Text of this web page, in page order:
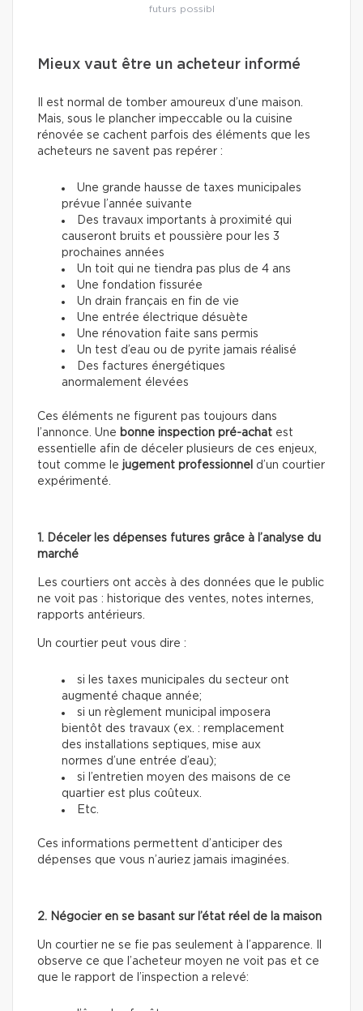
futurs possibl
Mieux vaut être un acheteur informé
Il est normal de tomber amoureux d’une maison.
Mais, sous le plancher impeccable ou la cuisine
rénovée se cachent parfois des éléments que les
acheteurs ne savent pas repérer :
Une grande hausse de taxes municipales
prévue l’année suivante
Des travaux importants à proximité qui
causeront bruits et poussière pour les 3
prochaines années
Un toit qui ne tiendra pas plus de 4 ans
Une fondation fissurée
Un drain français en fin de vie
Une entrée électrique désuète
Une rénovation faite sans permis
Un test d’eau ou de pyrite jamais réalisé
Des factures énergétiques
anormalement élevées
Ces éléments ne figurent pas toujours dans
l’annonce. Une bonne inspection pré-achat est
essentielle afin de déceler plusieurs de ces enjeux,
tout comme le jugement professionnel d’un courtier
expérimenté.
1. Déceler les dépenses futures grâce à l’analyse du
marché
Les courtiers ont accès à des données que le public
ne voit pas : historique des ventes, notes internes,
rapports antérieurs.
Un courtier peut vous dire :
si les taxes municipales du secteur ont
augmenté chaque année;
si un règlement municipal imposera
bientôt des travaux (ex. : remplacement
des installations septiques, mise aux
normes d’une entrée d’eau);
si l’entretien moyen des maisons de ce
quartier est plus coûteux.
Etc.
Ces informations permettent d’anticiper des
dépenses que vous n’auriez jamais imaginées.
2. Négocier en se basant sur l’état réel de la maison
Un courtier ne se fie pas seulement à l’apparence. Il
observe ce que l’acheteur moyen ne voit pas et ce
que le rapport de l’inspection a relevé: